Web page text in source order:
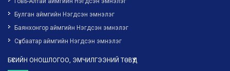
Булган аймгийн Нэгдсэн эмнэлэг
Баянхонгор аймгийн Нэгдсэн эмнэлэг
Сүхбаатар аймгийн Нэгдсэн эмнэлэг
БҮСИЙН ОНОШЛОГОО, ЭМЧИЛГЭЭНИЙ ТӨВҮҮД